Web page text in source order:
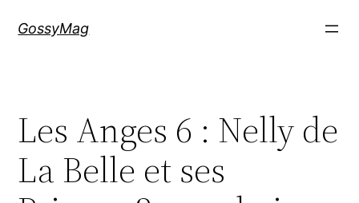
GossyMag
Les Anges 6 : Nelly de
La Belle et ses